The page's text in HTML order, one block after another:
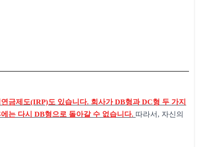
금제도(IRP)도 있습니다. 회사가 DB형과 DC형 두 가지
는 다시 DB형으로 돌아갈 수 없습니다. 따라서, 자신의